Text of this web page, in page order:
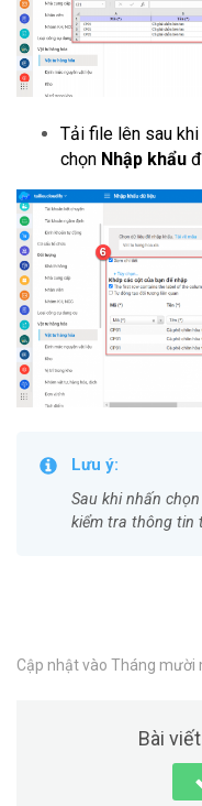
Tải file lên sau
chọn Nhập khẩu
Lưu ý:
Sau khi nhấn
kiểm tra thông tin
Cập nhật vào Tháng mười
Bài